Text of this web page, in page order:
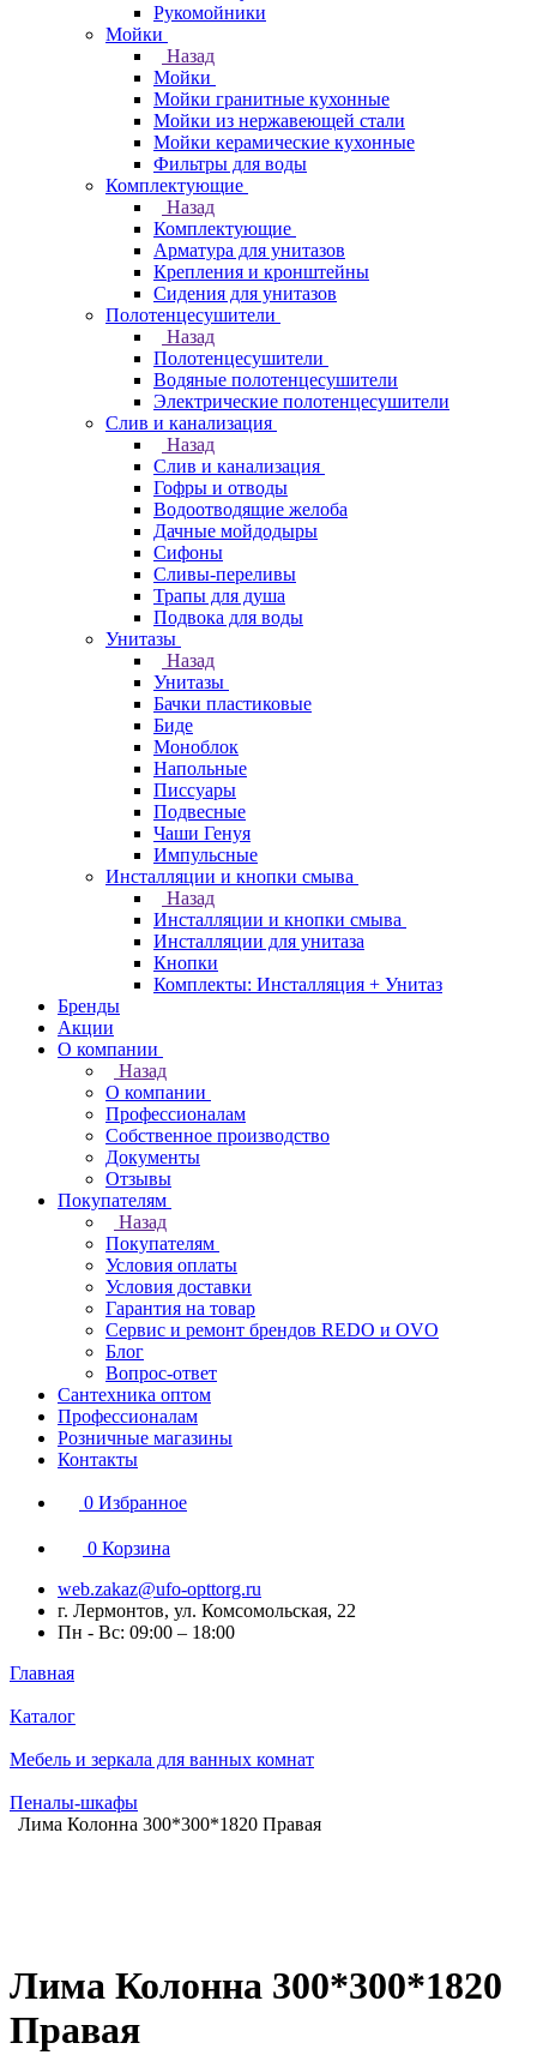
Рукомойники
Мойки
Назад
Мойки
Мойки гранитные кухонные
Мойки из нержавеющей стали
Мойки керамические кухонные
Фильтры для воды
Комплектующие
Назад
Комплектующие
Арматура для унитазов
Крепления и кронштейны
Сидения для унитазов
Полотенцесушители
Назад
Полотенцесушители
Водяные полотенцесушители
Электрические полотенцесушители
Слив и канализация
Назад
Слив и канализация
Гофры и отводы
Водоотводящие желоба
Дачные мойдодыры
Сифоны
Сливы-переливы
Трапы для душа
Подвока для воды
Унитазы
Назад
Унитазы
Бачки пластиковые
Биде
Моноблок
Напольные
Писсуары
Подвесные
Чаши Генуя
Импульсные
Инсталляции и кнопки смыва
Назад
Инсталляции и кнопки смыва
Инсталляции для унитаза
Кнопки
Комплекты: Инсталляция + Унитаз
Бренды
Акции
О компании
Назад
О компании
Профессионалам
Собственное производство
Документы
Отзывы
Покупателям
Назад
Покупателям
Условия оплаты
Условия доставки
Гарантия на товар
Сервис и ремонт брендов REDO и OVO
Блог
Вопрос-ответ
Сантехника оптом
Профессионалам
Розничные магазины
Контакты
0 Избранное
0 Корзина
web.zakaz@ufo-opttorg.ru
г. Лермонтов, ул. Комсомольская, 22
Пн - Вс: 09:00 – 18:00
Главная
Каталог
Мебель и зеркала для ванных комнат
Пеналы-шкафы
Лима Колонна 300*300*1820 Правая
Лима Колонна 300*300*1820
Правая